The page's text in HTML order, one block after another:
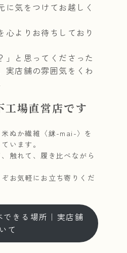
に気をつけてお越しく
心よりお待ちしており
」と思ってくださった
実店舗の雰囲気をくわ
工場直営店です
ぬか繊維〈䋛-mai-〉を
います。
触れて、履き比べながら
お気軽にお立ち寄りくだ
きる場所｜実店舗
て